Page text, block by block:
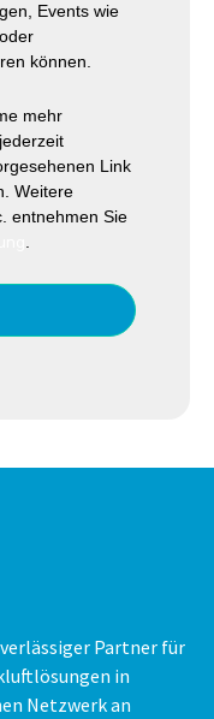
Events wie
können.
mehr
Link
Weitere
entnehmen Sie
Partner für
in
Netzwerk an